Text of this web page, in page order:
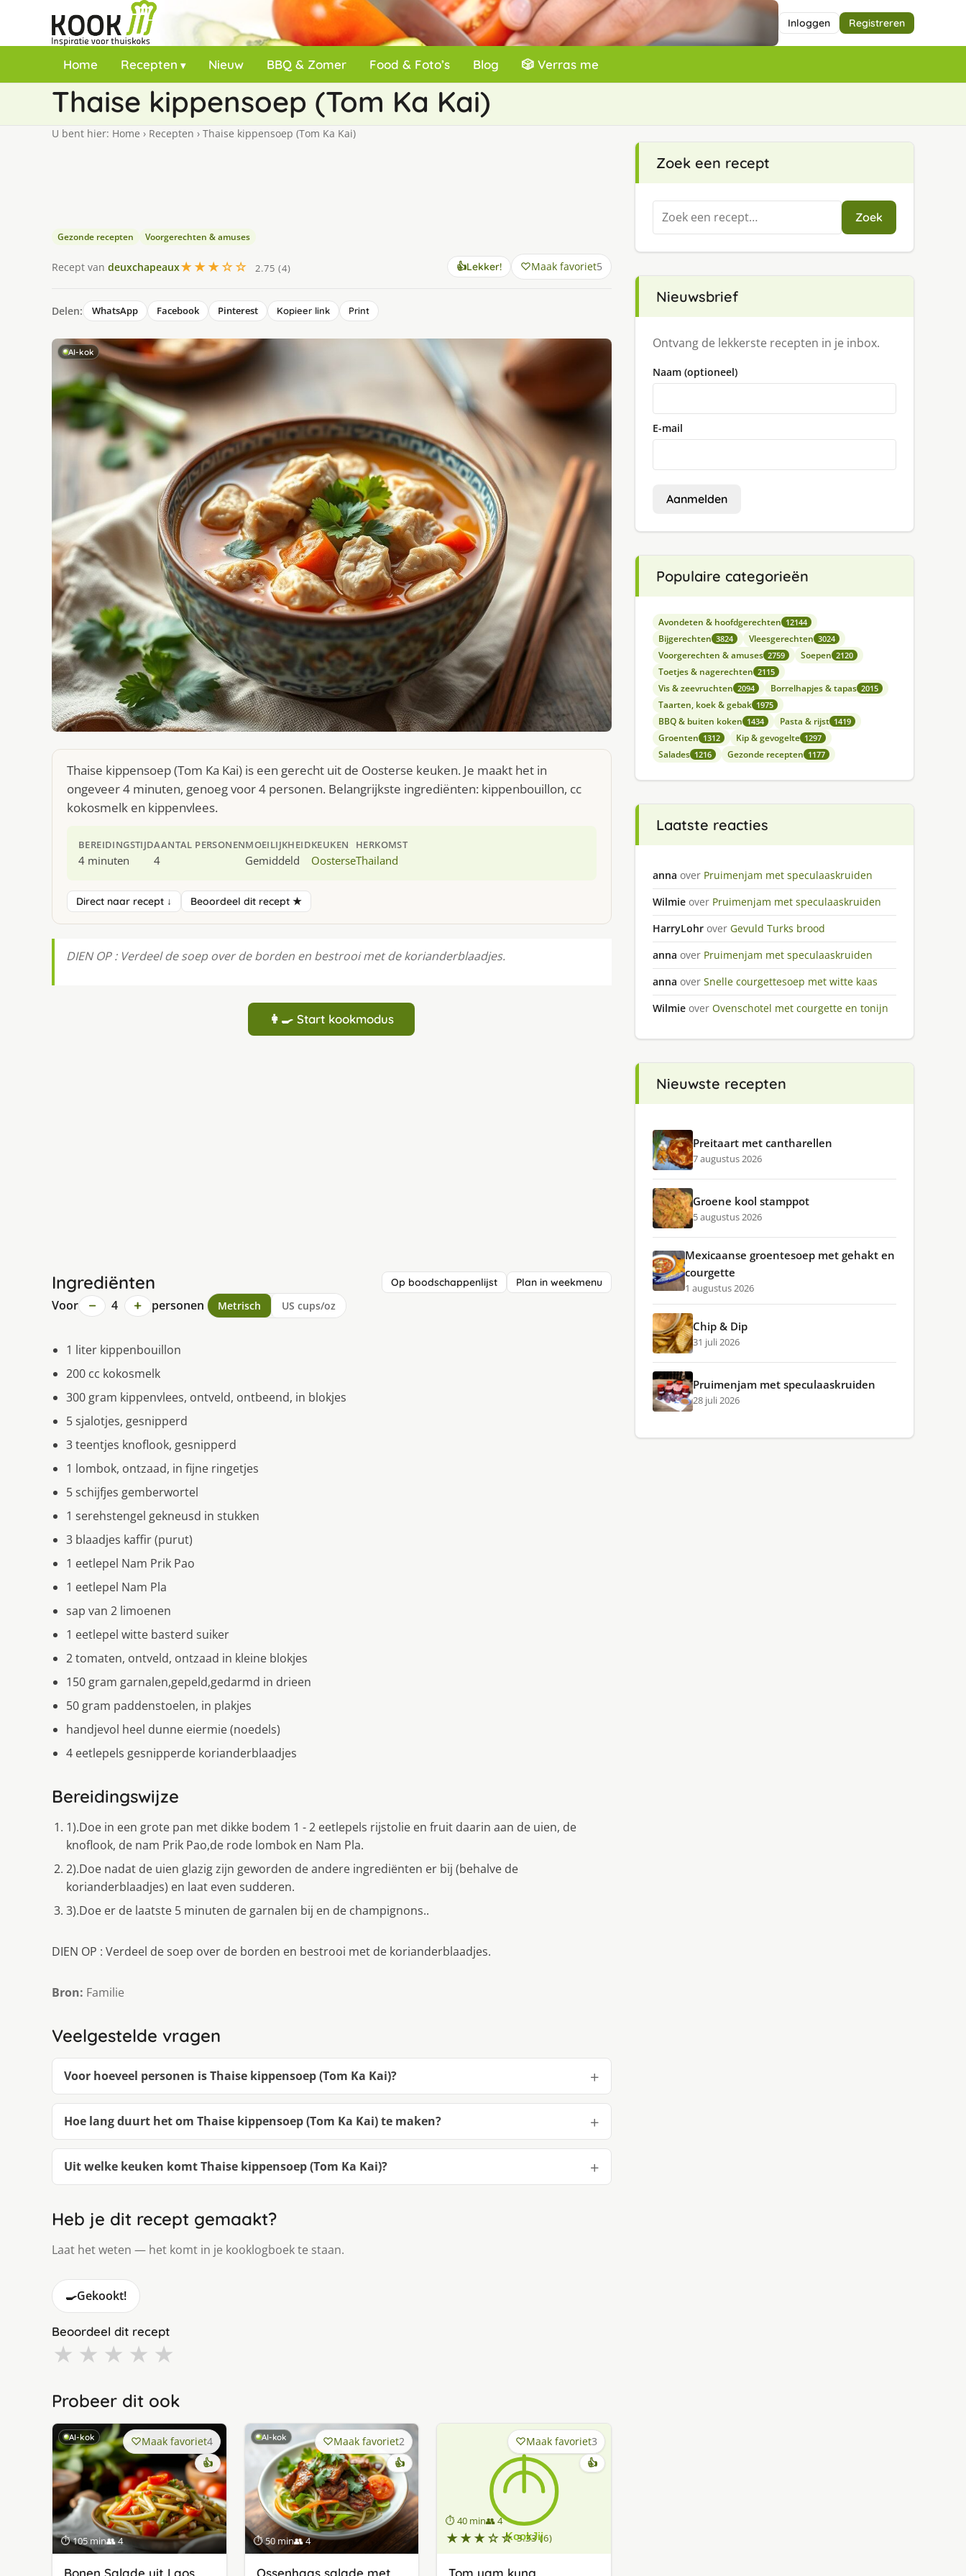
Inloggen Registreren
Home Recepten Nieuw BBQ & Zomer Food & Foto’s Blog 🎲 Verras me
Thaise kippensoep (Tom Ka Kai)
U bent hier: Home › Recepten › Thaise kippensoep (Tom Ka Kai)
Gezonde recepten Voorgerechten & amuses
Recept van deuxchapeaux★★★☆☆ 2.75 (4) 👍Lekker! Maak favoriet5
Delen: WhatsApp Facebook Pinterest Kopieer link Print
AI-kok
Thaise kippensoep (Tom Ka Kai) is een gerecht uit de Oosterse keuken. Je maakt het in
ongeveer 4 minuten, genoeg voor 4 personen. Belangrijkste ingrediënten: kippenbouillon, cc
kokosmelk en kippenvlees.
BEREIDINGSTIJD
4 minuten
AANTAL PERSONEN
4
MOEILIJKHEID
Gemiddeld
KEUKEN
Oosterse
HERKOMST
Thailand
Direct naar recept ↓ Beoordeel dit recept ★
DIEN OP : Verdeel de soep over de borden en bestrooi met de korianderblaadjes.
👩‍🍳 Start kookmodus
Ingrediënten Op boodschappenlijst Plan in weekmenu
Voor − 4 + personen Metrisch US cups/oz
1 liter kippenbouillon
200 cc kokosmelk
300 gram kippenvlees, ontveld, ontbeend, in blokjes
5 sjalotjes, gesnipperd
3 teentjes knoflook, gesnipperd
1 lombok, ontzaad, in fijne ringetjes
5 schijfjes gemberwortel
1 serehstengel gekneusd in stukken
3 blaadjes kaffir (purut)
1 eetlepel Nam Prik Pao
1 eetlepel Nam Pla
sap van 2 limoenen
1 eetlepel witte basterd suiker
2 tomaten, ontveld, ontzaad in kleine blokjes
150 gram garnalen,gepeld,gedarmd in drieen
50 gram paddenstoelen, in plakjes
handjevol heel dunne eiermie (noedels)
4 eetlepels gesnipperde korianderblaadjes
Bereidingswijze
1).Doe in een grote pan met dikke bodem 1 - 2 eetlepels rijstolie en fruit daarin aan de uien, de
knoflook, de nam Prik Pao,de rode lombok en Nam Pla.
2).Doe nadat de uien glazig zijn geworden de andere ingrediënten er bij (behalve de
korianderblaadjes) en laat even sudderen.
3).Doe er de laatste 5 minuten de garnalen bij en de champignons..
DIEN OP : Verdeel de soep over de borden en bestrooi met de korianderblaadjes.
Bron: Familie
Veelgestelde vragen
Voor hoeveel personen is Thaise kippensoep (Tom Ka Kai)?
Hoe lang duurt het om Thaise kippensoep (Tom Ka Kai) te maken?
Uit welke keuken komt Thaise kippensoep (Tom Ka Kai)?
Heb je dit recept gemaakt?
Laat het weten — het komt in je kooklogboek te staan.
🍳Gekookt!
Beoordeel dit recept
★ ★ ★ ★ ★
Probeer dit ook
AI-kok
⏱ 105 min👥 4
Maak favoriet4
👍
Bonen Salade uit Laos
AI-kok
⏱ 50 min👥 4
Maak favoriet2
👍
Ossenhaas salade met
⏱ 40 min👥 4
★★★☆☆ 3.33 (6)
Maak favoriet3
👍
Tom yam kung
Zoek een recept
Zoeken
naar:
Zoek
Nieuwsbrief
Ontvang de lekkerste recepten in je inbox.
Naam (optioneel)
E-mail
Aanmelden
Populaire categorieën
Avondeten & hoofdgerechten 12144
Bijgerechten 3824 Vleesgerechten 3024
Voorgerechten & amuses 2759 Soepen 2120
Toetjes & nagerechten 2115
Vis & zeevruchten 2094 Borrelhapjes & tapas 2015
Taarten, koek & gebak 1975
BBQ & buiten koken 1434 Pasta & rijst 1419
Groenten 1312 Kip & gevogelte 1297
Salades 1216 Gezonde recepten 1177
Laatste reacties
anna over Pruimenjam met speculaaskruiden
Wilmie over Pruimenjam met speculaaskruiden
HarryLohr over Gevuld Turks brood
anna over Pruimenjam met speculaaskruiden
anna over Snelle courgettesoep met witte kaas
Wilmie over Ovenschotel met courgette en tonijn
Nieuwste recepten
Preitaart met cantharellen
7 augustus 2026
Groene kool stamppot
5 augustus 2026
Mexicaanse groentesoep met gehakt en
courgette
1 augustus 2026
Chip & Dip
31 juli 2026
Pruimenjam met speculaaskruiden
28 juli 2026